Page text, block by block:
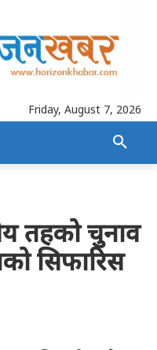
Friday, August 7, 2026
तहको चुनाव
सिफारिस